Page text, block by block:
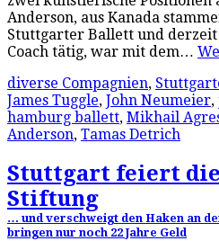
Anderson, aus Kanada
Stuttgarter Ballett und derzeit
Coach tätig, war mit dem…
diverse Compagnien,
James Tuggle, John Neumeier,
hamburg ballett, Mikhail
Anderson, Tamas Detrich
Stuttgart feiert
Stiftung
… und verschweigt den Haken an
bringen nur noch 22 Jahre Geld